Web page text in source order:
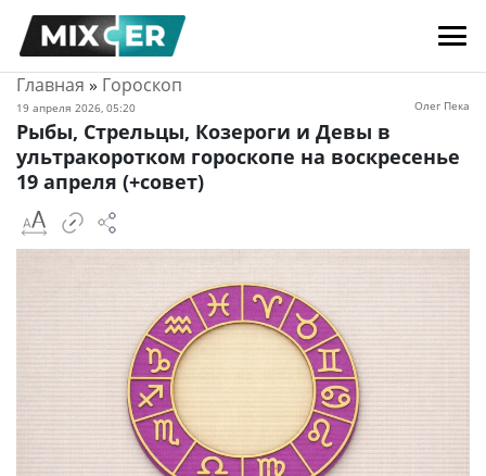
Главная » Гороскоп
19 апреля 2026, 05:20 Олег Пека
Рыбы, Стрельцы, Козероги и Девы в
ультракоротком гороскопе на воскресенье
19 апреля (+совет)